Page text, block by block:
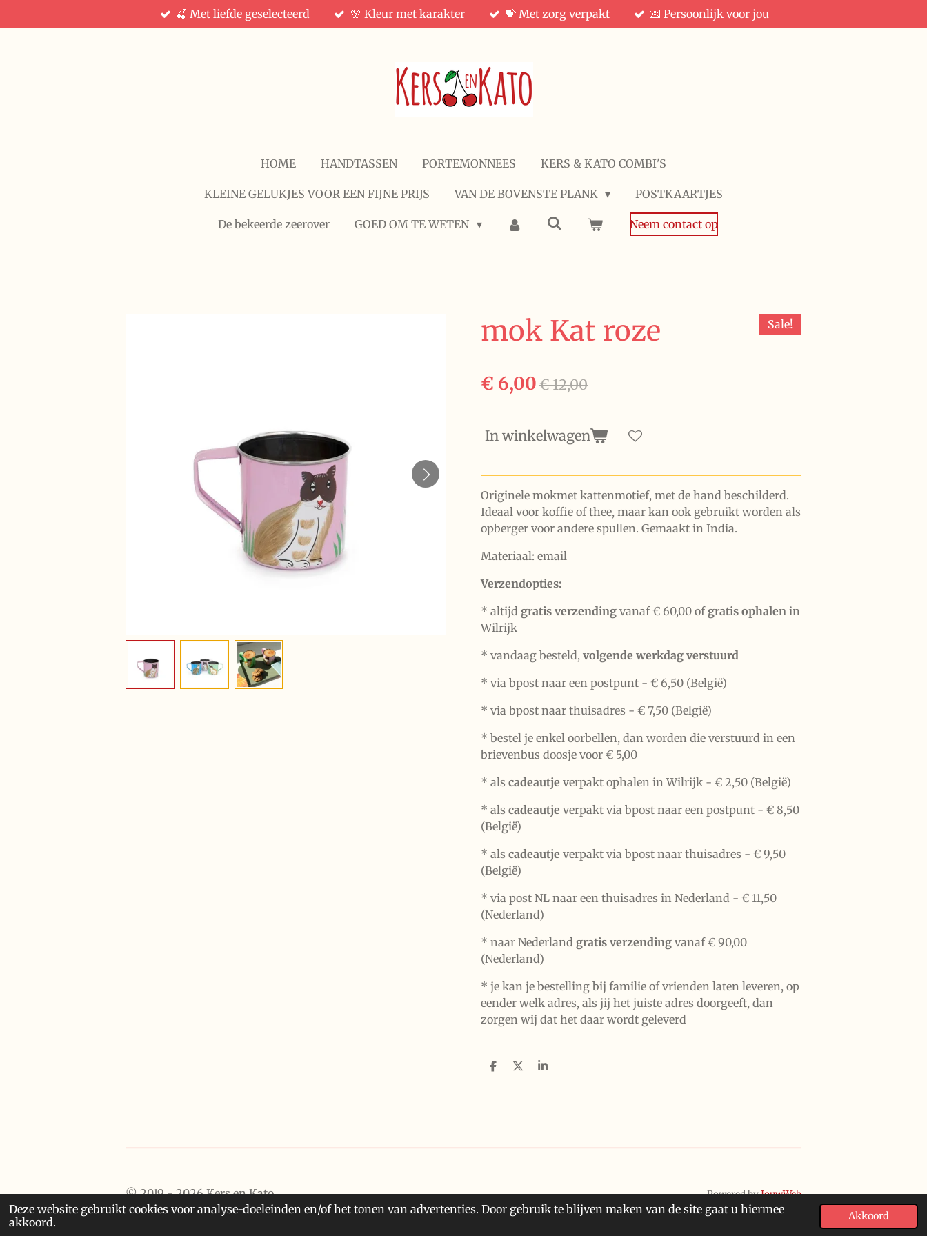
Deze website gebruikt cookies voor analyse-doeleinden en/of het tonen van advertenties. Door gebruik te blijven maken van de site gaat u hiermee
akkoord.
Akkoord
direct
🍒 Met liefde geselecteerd 🌸 Kleur met karakter 💝 Met zorg verpakt 💌 Persoonlijk voor jou
HOME HANDTASSEN PORTEMONNEES KERS & KATO COMBI'S
KLEINE GELUKJES VOOR EEN FIJNE PRIJS VAN DE BOVENSTE PLANK POSTKAARTJES
De bekeerde zeerover GOED OM TE WETEN Neem contact op
mok Kat roze Sale!
€ 6,00€ 12,00
In winkelwagen
Originele mokmet kattenmotief, met de hand beschilderd.
Ideaal voor koffie of thee, maar kan ook gebruikt worden als
opberger voor andere spullen. Gemaakt in India.
Materiaal: email
Verzendopties:
* altijd gratis verzending vanaf € 60,00 ofgratis ophalen in
Wilrijk
* vandaag besteld, volgende werkdag verstuurd
* via bpost naar een postpunt - € 6,50 (België)
* via bpost naar thuisadres - € 7,50 (België)
* bestel je enkel oorbellen, dan worden die verstuurd in een
brievenbus doosje voor € 5,00
* als cadeautje verpakt ophalen in Wilrijk - € 2,50 (België)
* als cadeautje verpakt via bpost naar een postpunt - € 8,50
(België)
* als cadeautje verpakt via bpost naar thuisadres - € 9,50
(België)
* via post NL naar een thuisadres in Nederland - € 11,50
(Nederland)
* naar Nederland gratis verzending vanaf € 90,00
(Nederland)
* je kan je bestelling bij familie of vrienden laten leveren, op
eender welk adres, als jij het juiste adres doorgeeft, dan
zorgen wij dat het daar wordt geleverd
D
D
S
© 2019 - 2026 Kers en Kato Powered byJouwWeb